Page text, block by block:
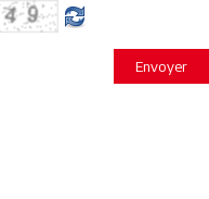
Envoyer